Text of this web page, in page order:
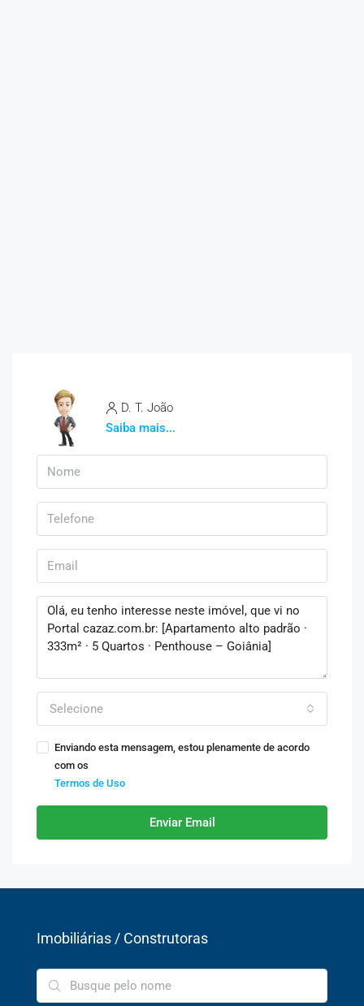
D. T. João
Saiba mais...
Selecione
Enviando esta mensagem, estou plenamente de acordo
com os
Termos de Uso
Enviar Email
Imobiliárias / Construtoras